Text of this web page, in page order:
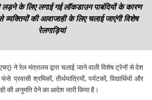
के लिए लगाई गई लॉकडाउन पाबंदियों के कारण
की आवाजाही के लिए चलाई जाएंगी विशेष
रेलगाड़ियां
ने रेल मंत्रालय द्वारा चलाई जाने वाली विशेष ट्रेनों से देश
प्रवासी श्रमिकों, तीर्थयात्रियों, पर्यटकों, विद्यार्थियों और
की अनुमति देने का आदेश जारी किया है।